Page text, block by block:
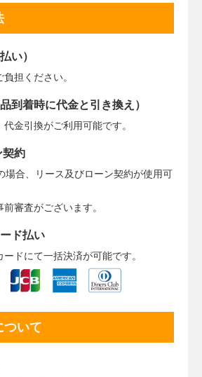
い）
担ください。
到着時に代金と引き換え）
金引換がご利用可能です。
契約
場合、リース及びローン契約が使用可
審査がございます。
ド払い
ドにて一括決済が可能です。
ついて